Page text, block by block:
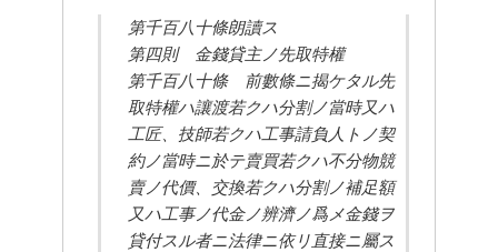
第千百八十條朗讀ス
第四則　金錢貸主ノ先取特權
第千百八十條　前數條ニ揭ケタル先
取特權ハ讓渡若クハ分割ノ當時又ハ
工匠、技師若クハ工事請負人トノ契
約ノ當時ニ於テ賣買若クハ不分物競
賣ノ代價、交換若クハ分割ノ補足額
又ハ工事ノ代金ノ辨濟ノ爲メ金錢ヲ
貸付スル者ニ法律ニ依リ直接ニ屬ス